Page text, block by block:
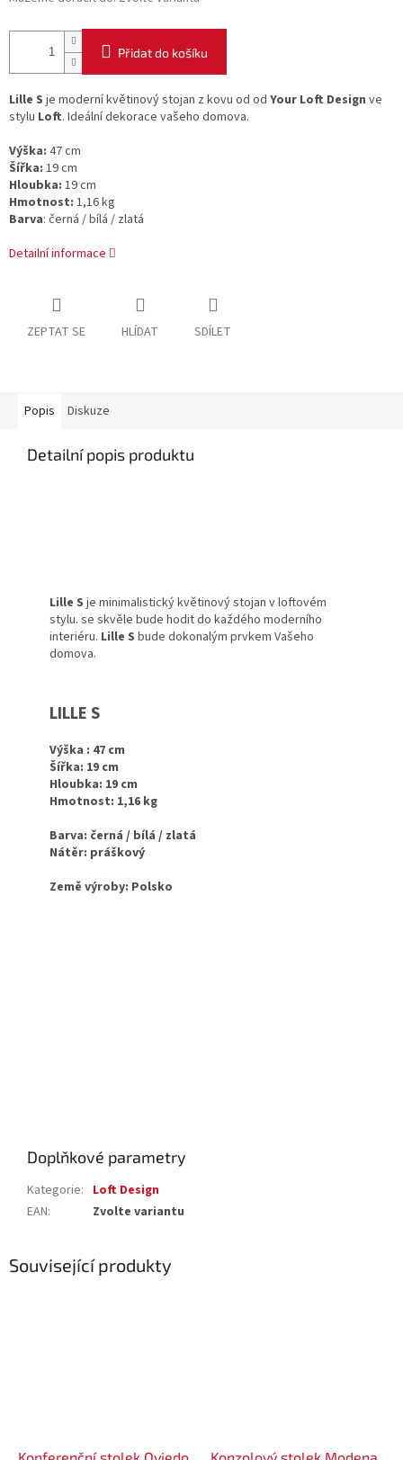
Přidat do košíku
Lille S je moderní květinový stojan z kovu od od Your Loft Design ve
stylu Loft. Ideální dekorace vašeho domova.
Výška: 47 cm
Šířka: 19 cm
Hloubka: 19 cm
Hmotnost: 1,16 kg
Barva: černá / bílá / zlatá
Detailní informace
ZEPTAT SE HLÍDAT SDÍLET
Popis Diskuze
Detailní popis produktu
Lille S je minimalistický květinový stojan v loftovém
stylu. se skvěle bude hodit do každého moderního
interiéru. Lille S bude dokonalým prvkem Vašeho
domova.
LILLE S
Výška : 47 cm
Šířka: 19 cm
Hloubka: 19 cm
Hmotnost: 1,16 kg
Barva: černá / bílá / zlatá
Nátěr: práškový
Země výroby: Polsko
Doplňkové parametry
Kategorie: Loft Design
EAN: Zvolte variantu
Související produkty
Konferenční stolek Oviedo
Konzolový stolek Modena